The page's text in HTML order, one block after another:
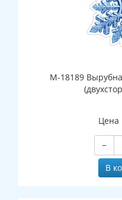
М-18189
Цена
−
В